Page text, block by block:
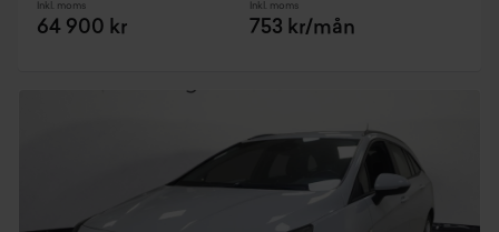
Inkl. moms
64 900 kr
Inkl. moms
753 kr/mån